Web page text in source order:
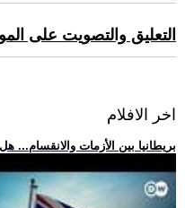
التعليق والتصويت على
اخر الافلام
.. بريطانيا بين الأزمات